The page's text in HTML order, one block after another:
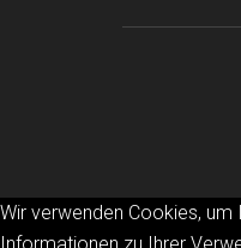
Wir verwenden Cookies, um